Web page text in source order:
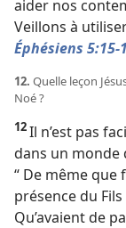
aider nos
Veillons à
Éphésiens 5:15-
12. Quelle leçon
Noé ?
12Il n’est pas
dans un monde
“ De même que
présence du Fils
Qu’avaient de